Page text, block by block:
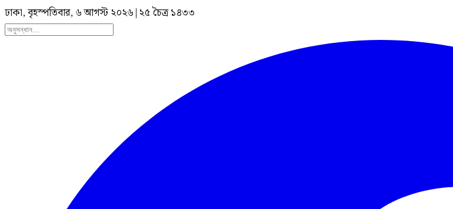
ঢাকা, বৃহস্পতিবার, ৬ আগস্ট ২০২৬|২৫ চৈত্র ১৪৩৩